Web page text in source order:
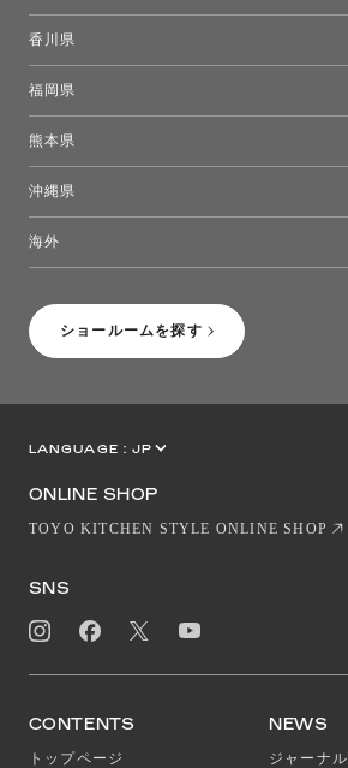
ショールームを探す
香川県
福岡県
熊本県
沖縄県
海外
LANGUAGE : JP
ONLINE SHOP
TOYO KITCHEN STYLE ONLINE SHOP
SNS
CONTENTS
トップページ
NEWS
ジャーナル